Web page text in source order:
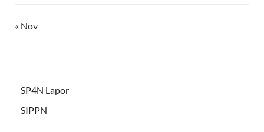
« Nov
SP4N Lapor
SIPPN